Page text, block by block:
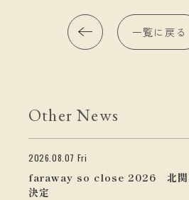
一覧に戻る
Other News
2026.08.07 Fri
faraway so close 2026 北関
決定